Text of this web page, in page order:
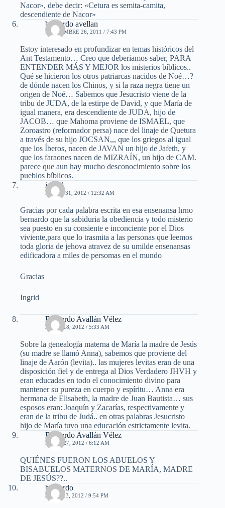
Nacor», debe decir: «Cetura es semita-camita,
descendiente de Nacor»
bernardo avellan
SEPTIEMBRE 26, 2011 / 7:43 PM
Estoy interesado en profundizar en temas históricos del
Ant Testamento… Creo que deberiamos saber, PARA
ENTENDER MÁS Y MEJOR los misterios bíblicos..
Qué se hicieron los otros patriarcas nacidos de Noé…?
de dónde nacen los Chinos, y si la raza negra tiene un
origen de Noé… Sabemos que Jesucristo viene de la
tribu de JUDA, de la estirpe de David, y que María de
igual manera, era descendiente de JUDA, hijo de
JACOB… que Mahoma proviene de ISMAEL, que
Zoroastro (reformador persa) nace del linaje de Quetura
a través de su hijo JOCSAN,,, que los griegos al igual
que los Íberos, nacen de JAVAN un hijo de Jafeth, y
que los faraones nacen de MIZRAÍN, un hijo de CAM.
parece que aun hay mucho desconocimiento sobre los
pueblos bíblicos.
ingrid
ENERO 31, 2012 / 12:32 AM
Gracias por cada palabra escrita en esa ensenansa hrno
bernardo que la sabiduria la obediencia y todo misterio
sea puesto en su consiente e inconciente por el Dios
viviente,para que lo trasmita a las personas que leemos
toda gloria de jehova atravez de su umilde ensenansas
edificadora a miles de persomas en el mundo
Gracias
Ingrid
Bernardo Avallán Vélez
ABRIL 18, 2012 / 5:33 AM
Sobre la genealogía materna de María la madre de Jesús
(su madre se llamó Anna), sabemos que proviene del
linaje de Aarón (levita).. las mujeres levitas eran de una
disposición fiel y de entrega al Dios Verdadero JHVH y
eran educadas en todo el conocimiento divino para
mantener su pureza en cuerpo y espíritu… Anna era
hermana de Elisabeth, la madre de Juan Bautista… sus
esposos eran: Joaquín y Zacarías, respectivamente y
eran de la tribu de Judá.. en otras palabras Jesucristo
hijo de María tuvo una educación estrictamente levita.
Bernardo Avallán Vélez
MAYO 27, 2012 / 6:12 AM
QUIÉNES FUERON LOS ABUELOS Y
BISABUELOS MATERNOS DE MARÍA, MADRE
DE JESÚS??..
bernardo
JUNIO 23, 2012 / 9:54 PM